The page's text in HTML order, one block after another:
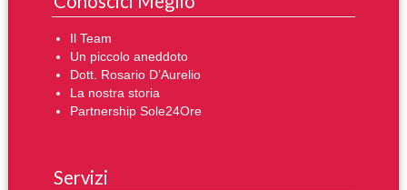
Il Team
Un piccolo aneddoto
Dott. Rosario D’Aurelio
La nostra storia
Partnership Sole24Ore
Servizi